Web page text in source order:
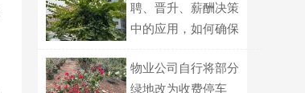
聘、晋升、薪酬决策
中的应用，如何确保
物业公司自行将部分
绿地改为收费停车